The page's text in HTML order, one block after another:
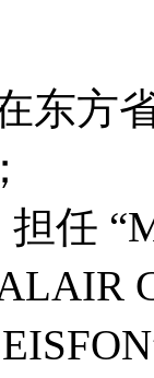
东方
担任